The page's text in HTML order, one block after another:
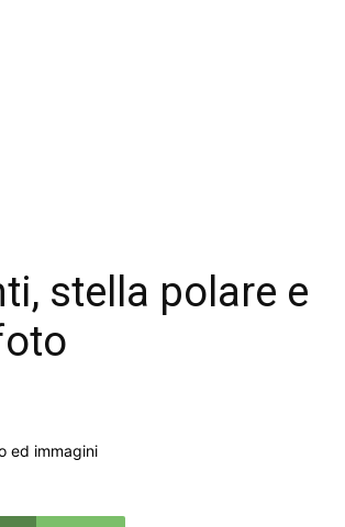
stella polare e